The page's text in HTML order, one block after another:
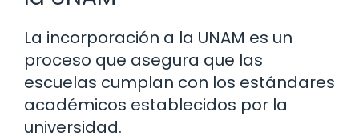
La incorporación a la UNAM es un
proceso que asegura que las
escuelas cumplan con los estándares
académicos establecidos por la
universidad.